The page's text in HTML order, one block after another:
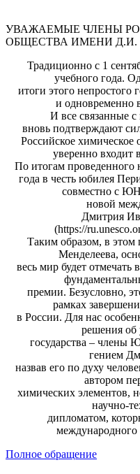
УВАЖАЕМЫЕ ЧЛЕНЫ
ОБЩЕСТВА ИМЕНИ Д.И.
Традиционно с 1
учебного года.
итоги этого непростого
и одновременно
И все связанные
вновь подтверждают
Российское
уверенно входит
По итогам
года в честь юбилея
совместно с
новой
Дмитрия
(https://
Таким образом, в
Менделеева,
весь мир будет
премии. Безусловно,
рамках
в России. Для нас
решения об
государства –
гением
назвав его по духу
автором
химических элементов,
научно-
дипломатом,
международного
Полное обращение